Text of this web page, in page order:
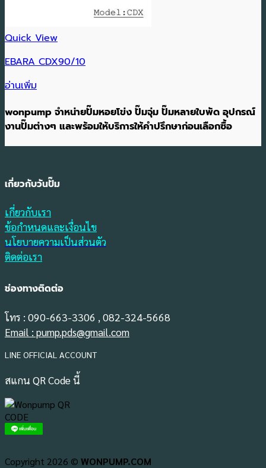
Quick View
EBARA CDX90/10
อ่านเพิ่ม
wonpump จำหน่ายปั๊มหอยโข่ง ปั๊มจุ่ม ปั๊มหลายใบพัด อุปกรณ์
งานปั๊มต่างๆ และพร้อมให้บริการให้คำปรึกษาก่อนเลือกซื้อ
เกี่ยวกับวันปั๊ม
เกี่ยวกับเรา
ข้อกำหนดและเงื่อนไข
นโยบายความเป็นส่วนตัว
ติดต่อเรา
ช่องทางติดต่อ
โทร : 090-663-3306 , 082-324-5668
Email : pump.pds@gmail.com
LINE OFFICIAL ACCOUNT
สแกน QR Code นี้
Copyright 2026 © WONPUMP.COM